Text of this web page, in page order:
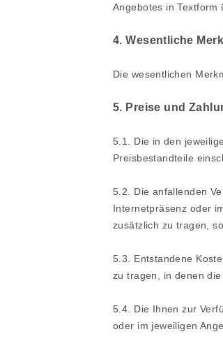
Angebotes in
4. Wesentliche
Die wesentlichen
5. Preise und
5.1. Die in den
Preisbestandteile
5.2. Die anfallenden
Internetpräsenz oder
zusätzlich zu tragen,
5.3. Entstandene
zu tragen, in denen
5.4. Die Ihnen zur
oder im jeweiligen